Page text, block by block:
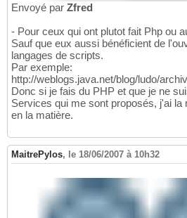
Envoyé par Zfred
- Pour ceux qui ont plutot fait Php ou
Sauf que eux aussi bénéficient de
langages de scripts.
Par exemple:
http://weblogs.java.net/blog/ludo/
Donc si je fais du PHP et que je ne
Services qui me sont proposés, j'ai
en la matière.
MaitrePylos, le 18/06/2007 à 10h32